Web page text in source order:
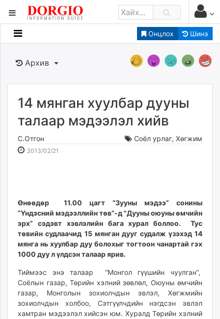
Онцлох Шинэ
Мэдээллийн
Банк санхүү
Бизнес ААН
Төрийн
dorgio.mn
Gogo.mn
Baabar.mn
tovch.mn
ikon.mn
Livetv.mn
24tsag.mn
shuud.mn
eagle.mn
ergelt.mn
Архив
14 мянган хуулбар дууны
талаар мэдээлэл хийв
С.Отгон Соёл урлаг, Хөгжим
2013/02/21
Өнөөдөр 11.00 цагт “Зууны мэдээ” сонины
“Үндэсний мэдээллийн төв”-д "Дууны оюуны өмчийн
эрх” сэдэвт хэвлэлийн бага хурал боллоо. Тус
төвийн судлаачид 15 мянган дууг судалж үзэхэд 14
мянга нь хуулбар дуу болохыг тогтоон чанартай гэх
1000 дуу л үлдсэн талаар ярив.
Тиймээс энэ талаар “Монгол гүүшийн чуулган”,
Соёлын газар, Төрийн хэлний зөвлөл, Оюуны өмчийн
газар, Монголын зохиолчдын эвлэл, Хөгжмийн
зохиолчдын холбоо, Сэтгүүлчдийн нэгдсэн эвлэл
хамтран мэдээлэл хийсэн юм. Хуралд Төрийн хэлний